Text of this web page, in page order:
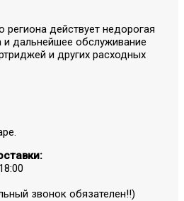
действует недорогая
и дальнейшее обслуживание
и других расходных
звонок обязателен!!)